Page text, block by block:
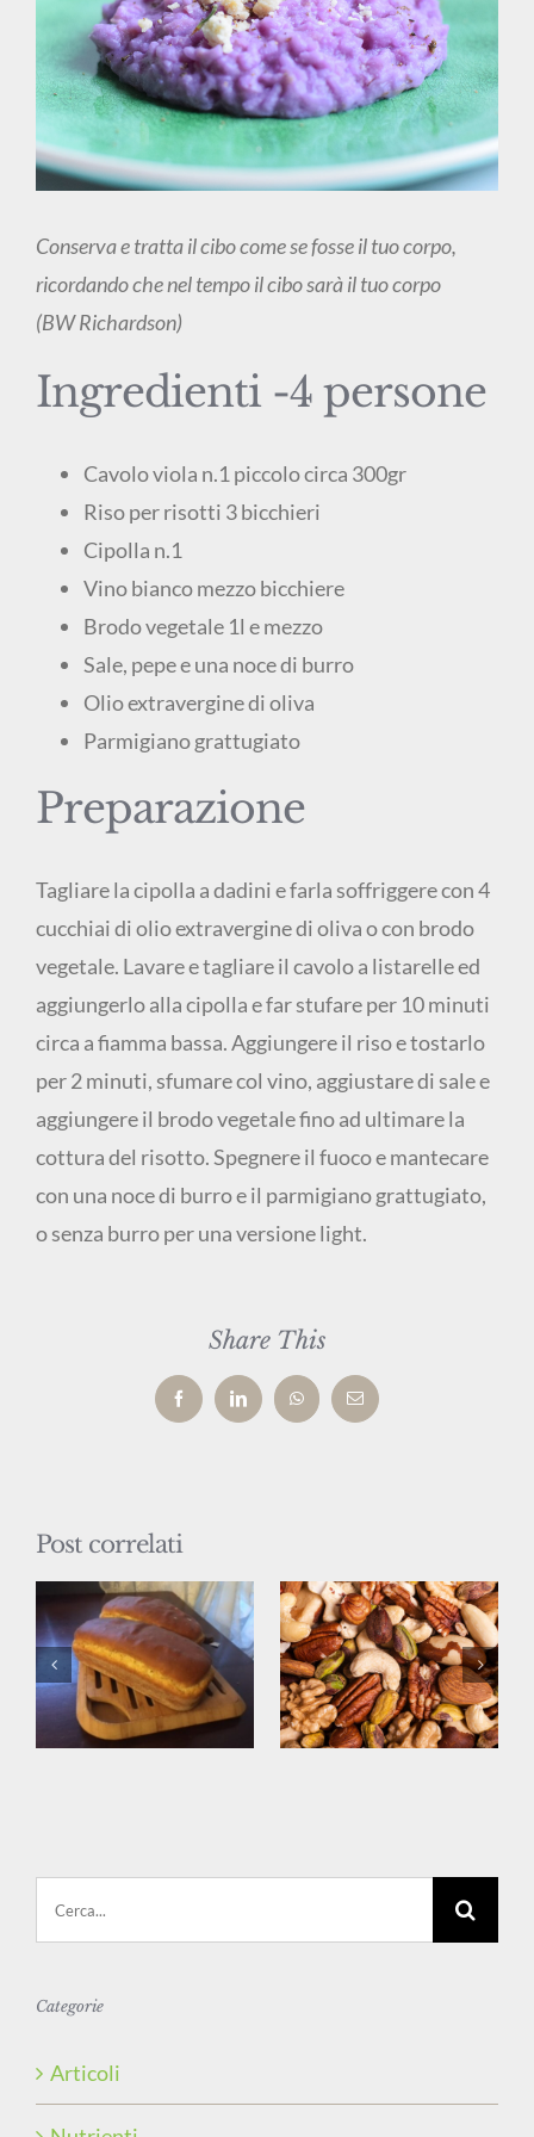
Conserva e tratta il cibo come se fosse il tuo corpo,
ricordando che nel tempo il cibo sarà il tuo corpo
(BW Richardson)
Ingredienti -4 persone
Cavolo viola n.1 piccolo circa 300gr
Riso per risotti 3 bicchieri
Cipolla n.1
Vino bianco mezzo bicchiere
Brodo vegetale 1l e mezzo
Sale, pepe e una noce di burro
Olio extravergine di oliva
Parmigiano grattugiato
Preparazione
Tagliare la cipolla a dadini e farla soffriggere con 4
cucchiai di olio extravergine di oliva o con brodo
vegetale. Lavare e tagliare il cavolo a listarelle ed
aggiungerlo alla cipolla e far stufare per 10 minuti
circa a fiamma bassa. Aggiungere il riso e tostarlo
per 2 minuti, sfumare col vino, aggiustare di sale e
aggiungere il brodo vegetale fino ad ultimare la
cottura del risotto. Spegnere il fuoco e mantecare
con una noce di burro e il parmigiano grattugiato,
o senza burro per una versione light.
Share This
FacebookLinkedInWhatsAppEmail
Post correlati
“Parmigiano”
vegetale
Categorie
Articoli